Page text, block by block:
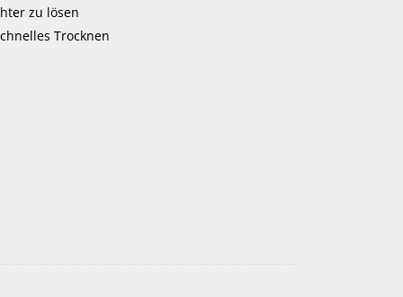
zu lösen
Trocknen